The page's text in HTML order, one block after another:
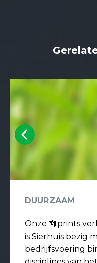
Previous
DUURZAAM
Onze 👣prints
is Sierhuis bezig
bedrijfsvoering